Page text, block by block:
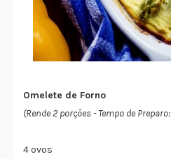
Omelete de Forno
(Rende 2 porções - Tempo de
4 ovos